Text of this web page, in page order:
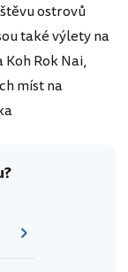
ostrovů
také výlety na
Rok Nai,
míst na